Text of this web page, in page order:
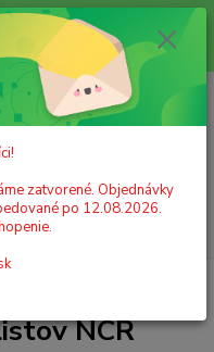
máme zatvorené.
expedované po 12.08.2026.
Ledvanes.sk
za0,00 EUR
NCR
zatvorené. Objednávky
po 12.08.2026.